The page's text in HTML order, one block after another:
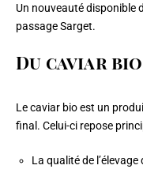
Un nouveauté disponible
passage Sarget.
Du caviar bio
Le caviar bio est un
final. Celui-ci repose
La qualité de